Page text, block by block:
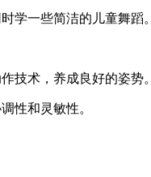
学一些简洁的儿童舞蹈。
技术，养成良好的姿势。
性和灵敏性。